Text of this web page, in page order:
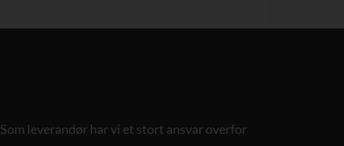
Som leverandør har vi et stort ansvar overfor